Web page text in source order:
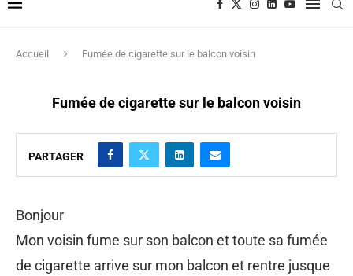
Accueil Fumée de cigarette sur le balcon voisin
Fumée de cigarette sur le balcon voisin
PARTAGER
Bonjour
Mon voisin fume sur son balcon et toute sa fumée
de cigarette arrive sur mon balcon et rentre jusque